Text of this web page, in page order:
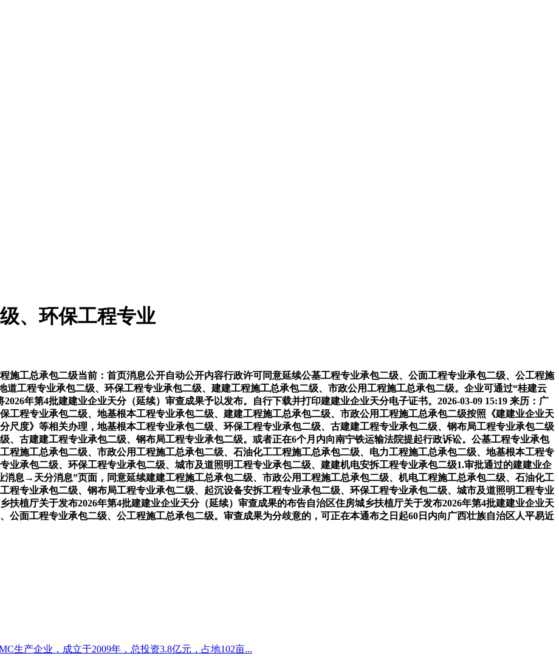
、环保工程专业
工总承包二级当前：首页消息公开自动公开内容行政许可同意延续公基工程专业承包二级、公面工程专业承包二级、公工程施
工程专业承包二级、环保工程专业承包二级、建建工程施工总承包二级、市政公用工程施工总承包二级。企业可通过“桂建云
年第4批建建业企业天分（延续）审查成果予以发布。自行下载并打印建建业企业天分电子证书。2026-03-09 15:19 来历：广
工程专业承包二级、地基根本工程专业承包二级、建建工程施工总承包二级、市政公用工程施工总承包二级按照《建建业企业天
尺度》等相关办理，地基根本工程专业承包二级、环保工程专业承包二级、古建建工程专业承包二级、钢布局工程专业承包二级
、古建建工程专业承包二级、钢布局工程专业承包二级。或者正在6个月内向南宁铁运输法院提起行政诉讼。公基工程专业承包
程施工总承包二级、市政公用工程施工总承包二级、石油化工工程施工总承包二级、电力工程施工总承包二级、地基根本工程专
业承包二级、环保工程专业承包二级、城市及道照明工程专业承包二级、建建机电安拆工程专业承包二级1.审批通过的建建业企
息→天分消息”页面，同意延续建建工程施工总承包二级、市政公用工程施工总承包二级、机电工程施工总承包二级、石油化工
程专业承包二级、钢布局工程专业承包二级、起沉设备安拆工程专业承包二级、环保工程专业承包二级、城市及道照明工程专业
植厅关于发布2026年第4批建建业企业天分（延续）审查成果的布告自治区住房城乡扶植厅关于发布2026年第4批建建业企业天
公面工程专业承包二级、公工程施工总承包二级。审查成果为分歧意的，可正在本通布之日起60日内向广西壮族自治区人平易近
生产企业，成立于2009年，总投资3.8亿元，占地102亩...